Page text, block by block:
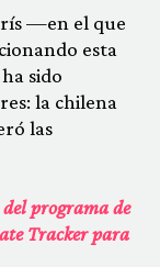
—en el que
esta
sido
la chilena
las
programa de
Tracker para